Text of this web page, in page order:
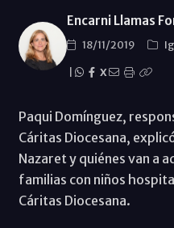
Encarni Llamas
18/11/2019
X
Paqui Domínguez,
Cáritas Diocesana,
Nazaret y quiénes van a
familias con niños
Cáritas Diocesana.